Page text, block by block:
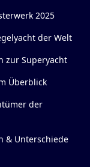
2025
der Welt
zur Superyacht
Überblick
der
& Unterschiede